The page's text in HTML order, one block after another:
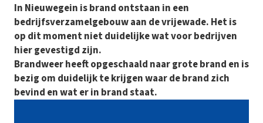
In Nieuwegein is brand ontstaan in een
bedrijfsverzamelgebouw aan de vrijewade. Het is
op dit moment niet duidelijke wat voor bedrijven
hier gevestigd zijn.
Brandweer heeft opgeschaald naar grote brand en is
bezig om duidelijk te krijgen waar de brand zich
bevind en wat er in brand staat.